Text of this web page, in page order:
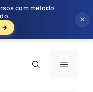
Menu
com método
→
×